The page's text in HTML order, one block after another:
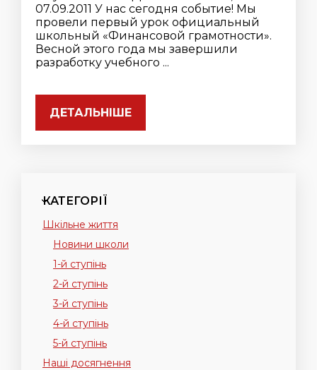
07.09.2011 У нас сегодня событие! Мы
провели первый урок официальный
школьный «Финансовой грамотности».
Весной этого года мы завершили
разработку учебного ...
ДЕТАЛЬНІШЕ
КАТЕГОРІЇ
Шкільне життя
Новини школи
1-й ступінь
2-й ступінь
3-й ступінь
4-й ступінь
5-й ступінь
Наші досягнення